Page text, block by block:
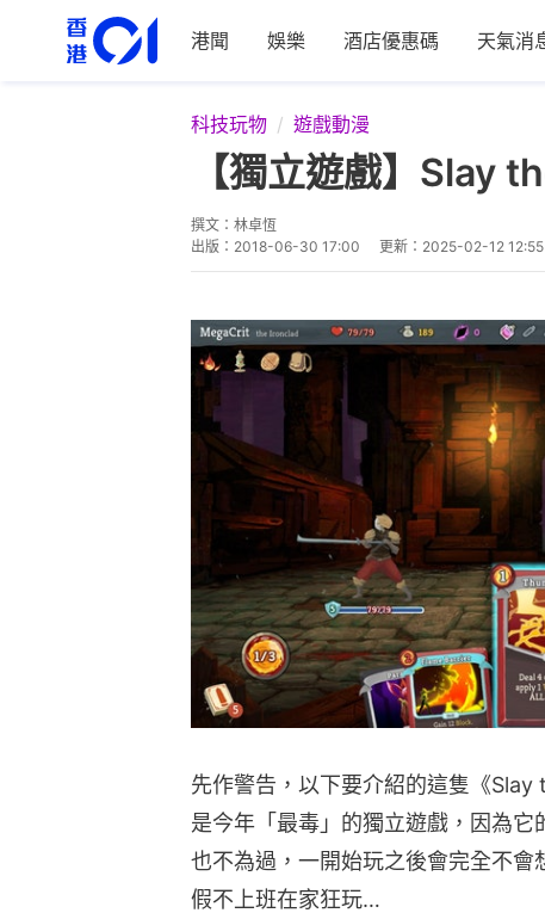
港聞 娛樂 酒店優惠碼 天氣消
科技玩物 遊戲動漫
【獨立遊戲】Slay
撰文： 林卓恆
出版： 2018-06-30 17:00 更新： 2025-02-12 12:55
先作警告，以下要介紹的這隻《
是今年「最毒」的獨立遊戲，因為
也不為過，一開始玩之後會完全不
假不上班在家狂玩…